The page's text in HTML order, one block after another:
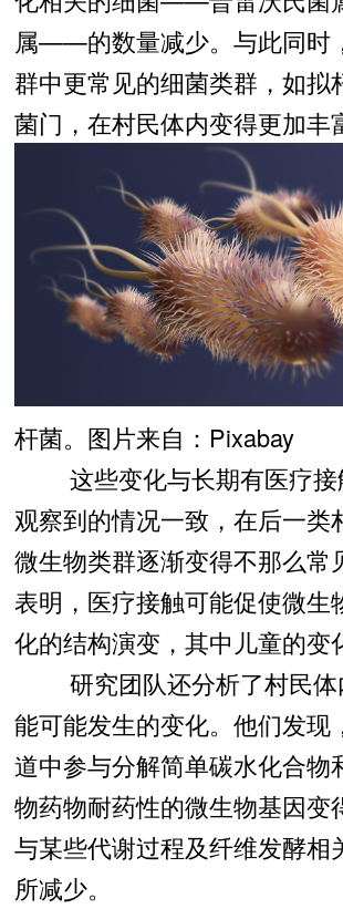
属——的数量减少。与此同时
群中更常见的细菌类群，如拟
菌门，在村民体内变得更加丰
杆菌。图片来自：Pixabay
这些变化与长期有医疗接
观察到的情况一致，在后一类
微生物类群逐渐变得不那么常
表明，医疗接触可能促使微生
化的结构演变，其中儿童的变
研究团队还分析了村民体
能可能发生的变化。他们发现
道中参与分解简单碳水化合物
物药物耐药性的微生物基因变
与某些代谢过程及纤维发酵相
所减少。